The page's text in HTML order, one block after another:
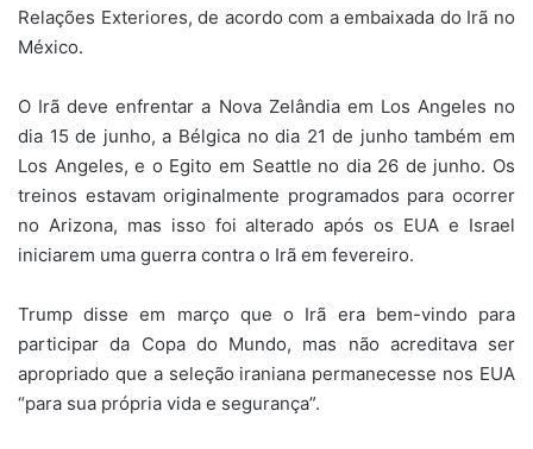
Relações Exteriores, de acordo com a embaixada do Irã no
México.
O Irã deve enfrentar a Nova Zelândia em Los Angeles no
dia 15 de junho, a Bélgica no dia 21 de junho também em
Los Angeles, e o Egito em Seattle no dia 26 de junho. Os
treinos estavam originalmente programados para ocorrer
no Arizona, mas isso foi alterado após os EUA e Israel
iniciarem uma guerra contra o Irã em fevereiro.
Trump disse em março que o Irã era bem-vindo para
participar da Copa do Mundo, mas não acreditava ser
apropriado que a seleção iraniana permanecesse nos EUA
“para sua própria vida e segurança”.